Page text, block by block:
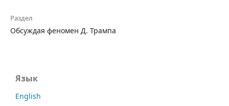
Раздел
Обсуждая феномен Д. Трампа
Язык
English